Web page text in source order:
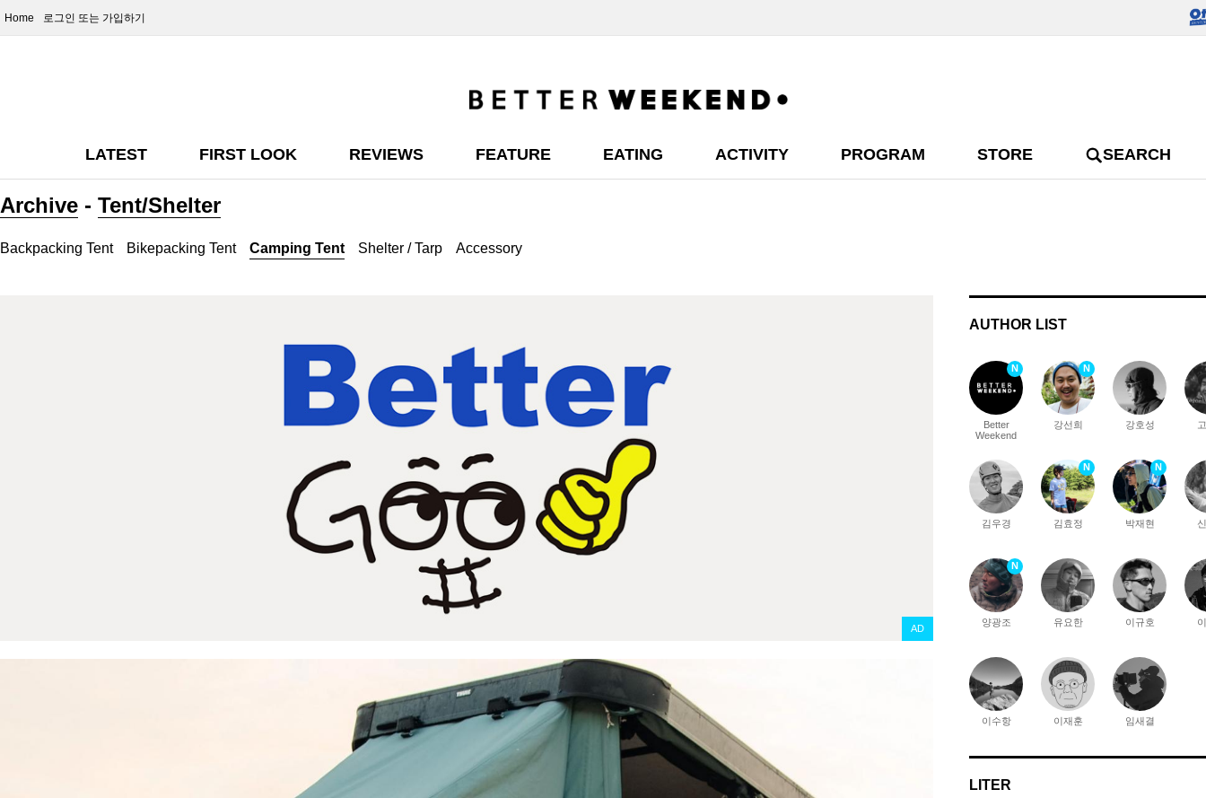
Home 로그인 또는 가입하기
LATEST FIRST LOOK REVIEWS FEATURE EATING ACTIVITY PROGRAM STORE SEARCH
Archive - Tent/Shelter
Backpacking Tent Bikepacking Tent Camping Tent Shelter / Tarp Accessory
AD
AUTHOR LIST
N
Better
Weekend
N
강선희 강호성
김우경
N
김효정
N
박재현
N
양광조 유요한 이규호
이수항 이재훈 임새결
LITER